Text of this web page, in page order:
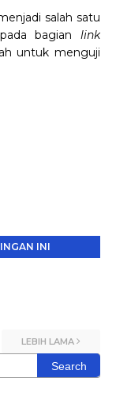
salah satu
bagian link
untuk menguji
INI
LEBIH LAMA
Search